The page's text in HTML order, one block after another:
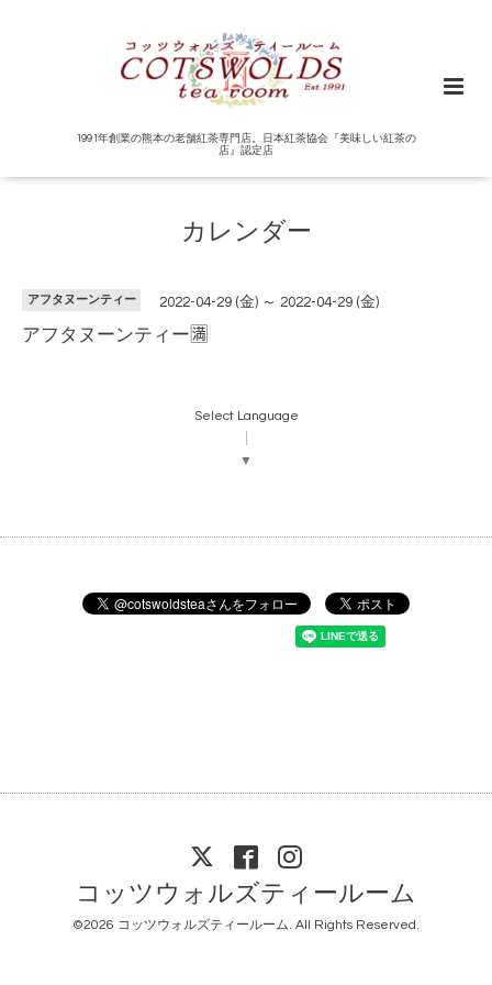
1991年創業の熊本の老舗紅茶専門店。日本紅茶協会『美味しい紅茶の
店』認定店
カレンダー
アフタヌーンティー 2022-04-29 (金) ～ 2022-04-29 (金)
アフタヌーンティー🈵
Select Language
▼
コッツウォルズティールーム
©2026 コッツウォルズティールーム. All Rights Reserved.